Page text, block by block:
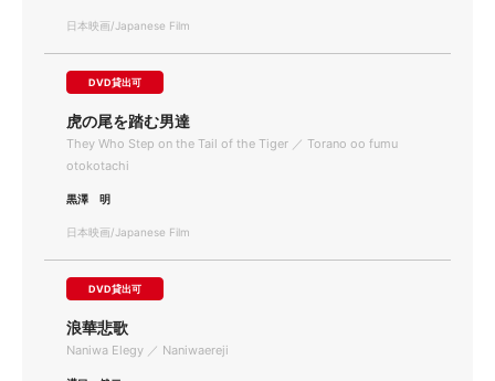
日本映画/Japanese Film
DVD貸出可
虎の尾を踏む男達
They Who Step on the Tail of the Tiger ／ Torano oo fumu
otokotachi
黒澤 明
日本映画/Japanese Film
DVD貸出可
浪華悲歌
Naniwa Elegy ／ Naniwaereji